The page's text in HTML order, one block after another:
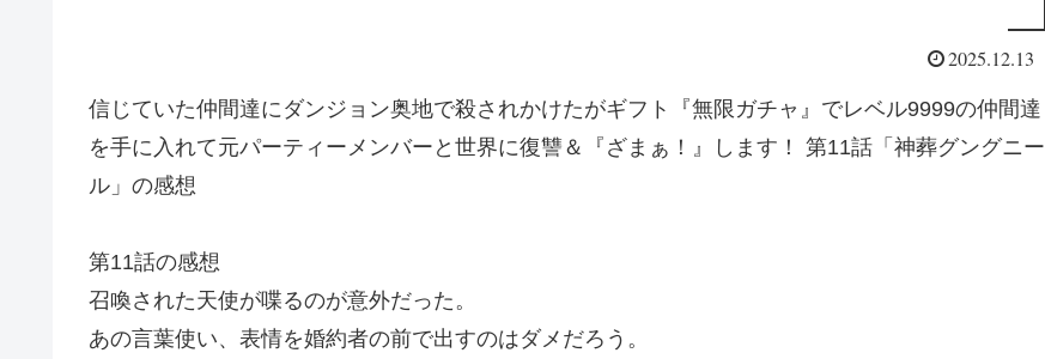
2025.12.13
信じていた仲間達にダンジョン奥地で殺されかけたがギフト『無限ガチャ』でレベル9999の仲間達
を手に入れて元パーティーメンバーと世界に復讐＆『ざまぁ！』します！ 第11話「神葬グングニー
ル」の感想
第11話の感想
召喚された天使が喋るのが意外だった。
あの言葉使い、表情を婚約者の前で出すのはダメだろう。